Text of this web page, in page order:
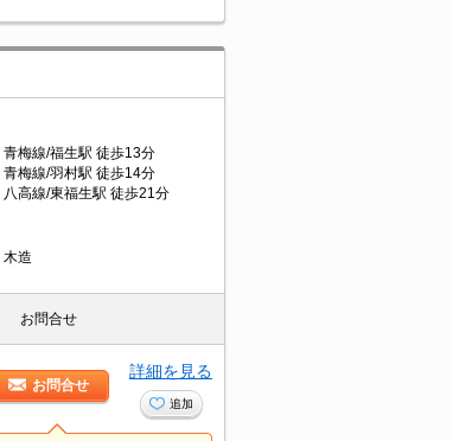
青梅線/福生駅 徒歩13分
青梅線/羽村駅 徒歩14分
八高線/東福生駅 徒歩21分
木造
お問合せ
お問合せ
詳細を見る
追加